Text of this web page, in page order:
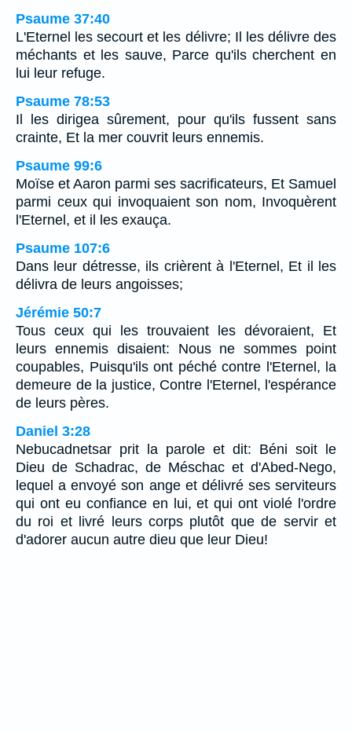
Psaume 37:40
L'Eternel les secourt et les délivre; Il les délivre des
méchants et les sauve, Parce qu'ils cherchent en
lui leur refuge.
Psaume 78:53
Il les dirigea sûrement, pour qu'ils fussent sans
crainte, Et la mer couvrit leurs ennemis.
Psaume 99:6
Moïse et Aaron parmi ses sacrificateurs, Et Samuel
parmi ceux qui invoquaient son nom, Invoquèrent
l'Eternel, et il les exauça.
Psaume 107:6
Dans leur détresse, ils crièrent à l'Eternel, Et il les
délivra de leurs angoisses;
Jérémie 50:7
Tous ceux qui les trouvaient les dévoraient, Et
leurs ennemis disaient: Nous ne sommes point
coupables, Puisqu'ils ont péché contre l'Eternel, la
demeure de la justice, Contre l'Eternel, l'espérance
de leurs pères.
Daniel 3:28
Nebucadnetsar prit la parole et dit: Béni soit le
Dieu de Schadrac, de Méschac et d'Abed-Nego,
lequel a envoyé son ange et délivré ses serviteurs
qui ont eu confiance en lui, et qui ont violé l'ordre
du roi et livré leurs corps plutôt que de servir et
d'adorer aucun autre dieu que leur Dieu!